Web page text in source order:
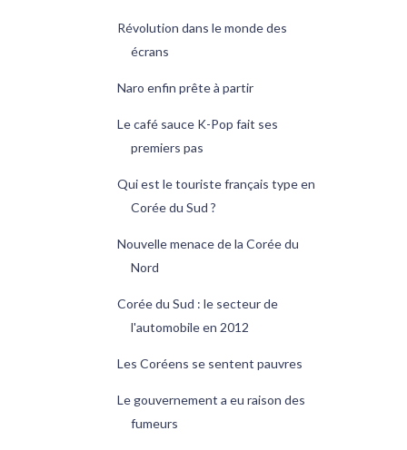
Révolution dans le monde des
écrans
Naro enfin prête à partir
Le café sauce K-Pop fait ses
premiers pas
Qui est le touriste français type en
Corée du Sud ?
Nouvelle menace de la Corée du
Nord
Corée du Sud : le secteur de
l'automobile en 2012
Les Coréens se sentent pauvres
Le gouvernement a eu raison des
fumeurs